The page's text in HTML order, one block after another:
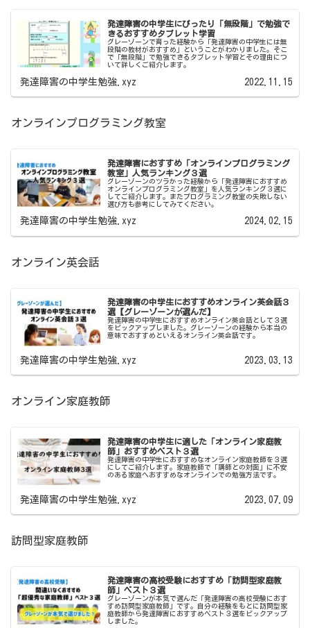
発達障害の中学生にぴったり「無段階」で勉強で
きるおすすめタブレット学習
グレーゾーンで育った経験から「発達障害の中学生には無
段階の教材がおすすめ」ということがわかりました。そこ
で「無段階」で勉強できるタブレット学習とその理由につ
いて詳しくご紹介します。
発達障害の中学生勉強.xyz 2022.11.15
オンラインプログラミング教室
発達障害におすすめ「オンラインプログラミング
教室」人気ランキング３選
グレーゾーンのツラかった経験から「発達障害におすすめ
オンラインプログラミング教室」を人気ランキング３選に
してご紹介します。またプログラミング教室の失敗しない
選び方も参考にしてみてください。
発達障害の中学生勉強.xyz 2024.02.15
オンライン英会話
発達障害の中学生におすすめオンライン英会話３
選【グレーゾーンが選んだ】
発達障害の中学生におすすめオンライン英会話として３選
をピックアップしました。グレーゾーンの経験から本当の
意味でおすすめといえるオンライン英会話です。
発達障害の中学生勉強.xyz 2023.03.13
オンライン家庭教師
発達障害の中学生に適した「オンライン家庭教
師」おすすめベスト３選
発達障害の中学生におすすめなオンライン家庭教師を３選
にしてご紹介します。家庭教師で「講師との対面」に不安
のある家庭へおすすめなオンラインでの勉強方法です。
発達障害の中学生勉強.xyz 2023.07.09
訪問型家庭教師
発達障害の高校受験におすすめ「訪問型家庭教
師」ベスト３選
グレーゾーンが本気で選んだ「発達障害の高校受験におす
すめ訪問型家庭教師」です。自分の経験をもとに訪問型家
庭教師から発達障害におすすめベスト３選をピックアップ
しました。